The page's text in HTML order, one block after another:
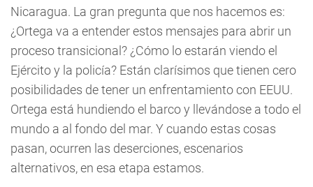
Nicaragua. La gran pregunta que nos hacemos es:
¿Ortega va a entender estos mensajes para abrir un
proceso transicional? ¿Cómo lo estarán viendo el
Ejército y la policía? Están clarísimos que tienen cero
posibilidades de tener un enfrentamiento con EEUU.
Ortega está hundiendo el barco y llevándose a todo el
mundo a al fondo del mar. Y cuando estas cosas
pasan, ocurren las deserciones, escenarios
alternativos, en esa etapa estamos.